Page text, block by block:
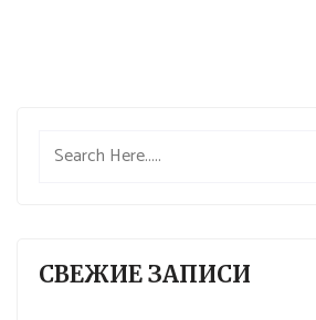
СВЕЖИЕ ЗАПИСИ